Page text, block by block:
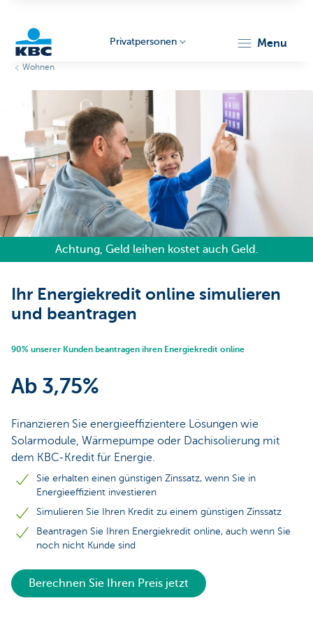
Particulieren
Privatpersonen menu
Wohnen
Achtung, Geld leihen kostet auch Geld.
Ihr Energiekredit online simulieren
und beantragen
90% unserer Kunden beantragen ihren Energiekredit online
Ab 3,75%
Finanzieren Sie energieeffizientere Lösungen wie
Solarmodule, Wärmepumpe oder Dachisolierung mit
dem KBC-Kredit für Energie.
Sie erhalten einen günstigen Zinssatz, wenn Sie in
Energieeffizient investieren
Simulieren Sie Ihren Kredit zu einem günstigen Zinssatz
Beantragen Sie Ihren Energiekredit online, auch wenn Sie
noch nicht Kunde sind
Berechnen Sie Ihren Preis jetzt